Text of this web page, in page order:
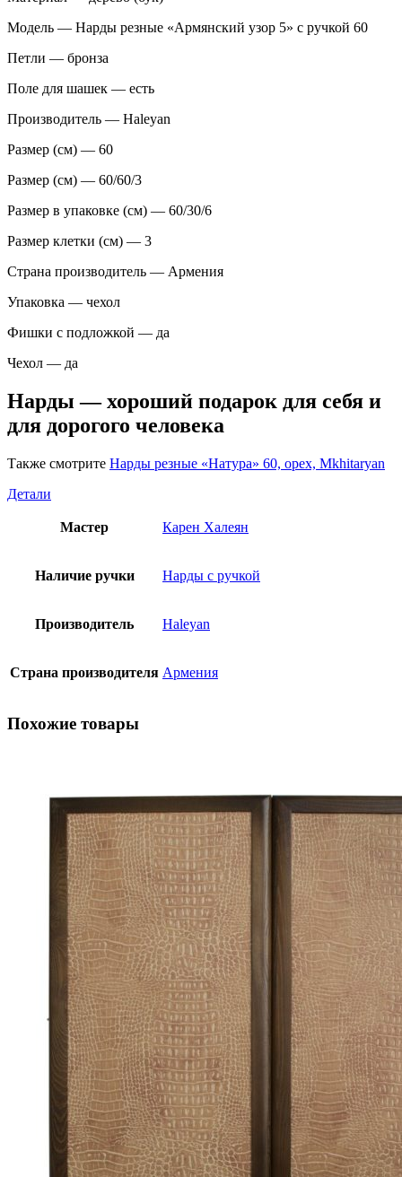
Модель — Нарды резные «Армянский узор 5» с ручкой 60
Петли — бронза
Поле для шашек — есть
Производитель — Haleyan
Размер (см) — 60
Размер (см) — 60/60/3
Размер в упаковке (см) — 60/30/6
Размер клетки (см) — 3
Страна производитель — Армения
Упаковка — чехол
Фишки с подложкой — да
Чехол — да
Нарды — хороший подарок для себя и
для дорогого человека
Также смотрите Нарды резные «Натура» 60, орех, Mkhitaryan
Детали
Мастер Карен Халеян
Наличие ручки Нарды с ручкой
Производитель Haleyan
Страна производителя Армения
Похожие товары